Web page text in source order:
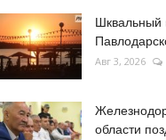
Шквальный
Авг 3, 2026
области